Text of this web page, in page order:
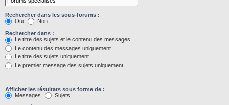
Rechercher dans les sous-forums :
Oui
Non
Rechercher dans :
Le titre des sujets et le contenu des messages
Le contenu des messages uniquement
Le titre des sujets uniquement
Le premier message des sujets uniquement
Afficher les résultats sous forme de :
Messages
Sujets